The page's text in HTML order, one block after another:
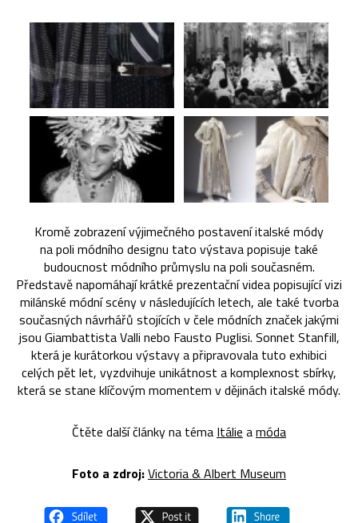
Kromě zobrazení výjimečného postavení italské módy
na poli módního designu tato výstava popisuje také
budoucnost módního průmyslu na poli současném.
Představě napomáhají krátké prezentační videa popisující vizi
milánské módní scény v následujících letech, ale také tvorba
současných návrhářů stojících v čele módních značek jakými
jsou Giambattista Valli nebo Fausto Puglisi. Sonnet Stanfill,
která je kurátorkou výstavy a připravovala tuto exhibici
celých pět let, vyzdvihuje unikátnost a komplexnost sbírky,
která se stane klíčovým momentem v dějinách italské módy.
Čtěte další články na téma Itálie amóda
Foto a zdroj:Victoria & Albert Museum